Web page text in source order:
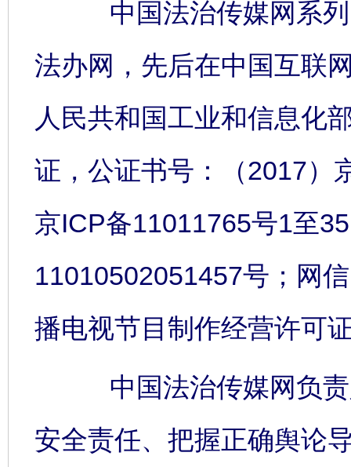
中国法治传媒网系列
法办网，先后在中国互联
人民共和国工业和信息化
证，公证书号：（2017）
京ICP备11011765号1至
11010502051457号；网
播电视节目制作经营许可
中国法治传媒网负责
安全责任、把握正确舆论